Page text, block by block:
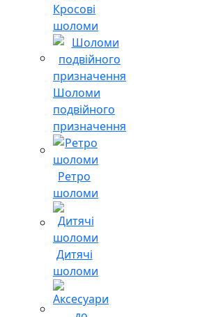
Кросові
шоломи
Шоломи
подвійного
призначення
Ретро
шоломи
Дитячі
шоломи